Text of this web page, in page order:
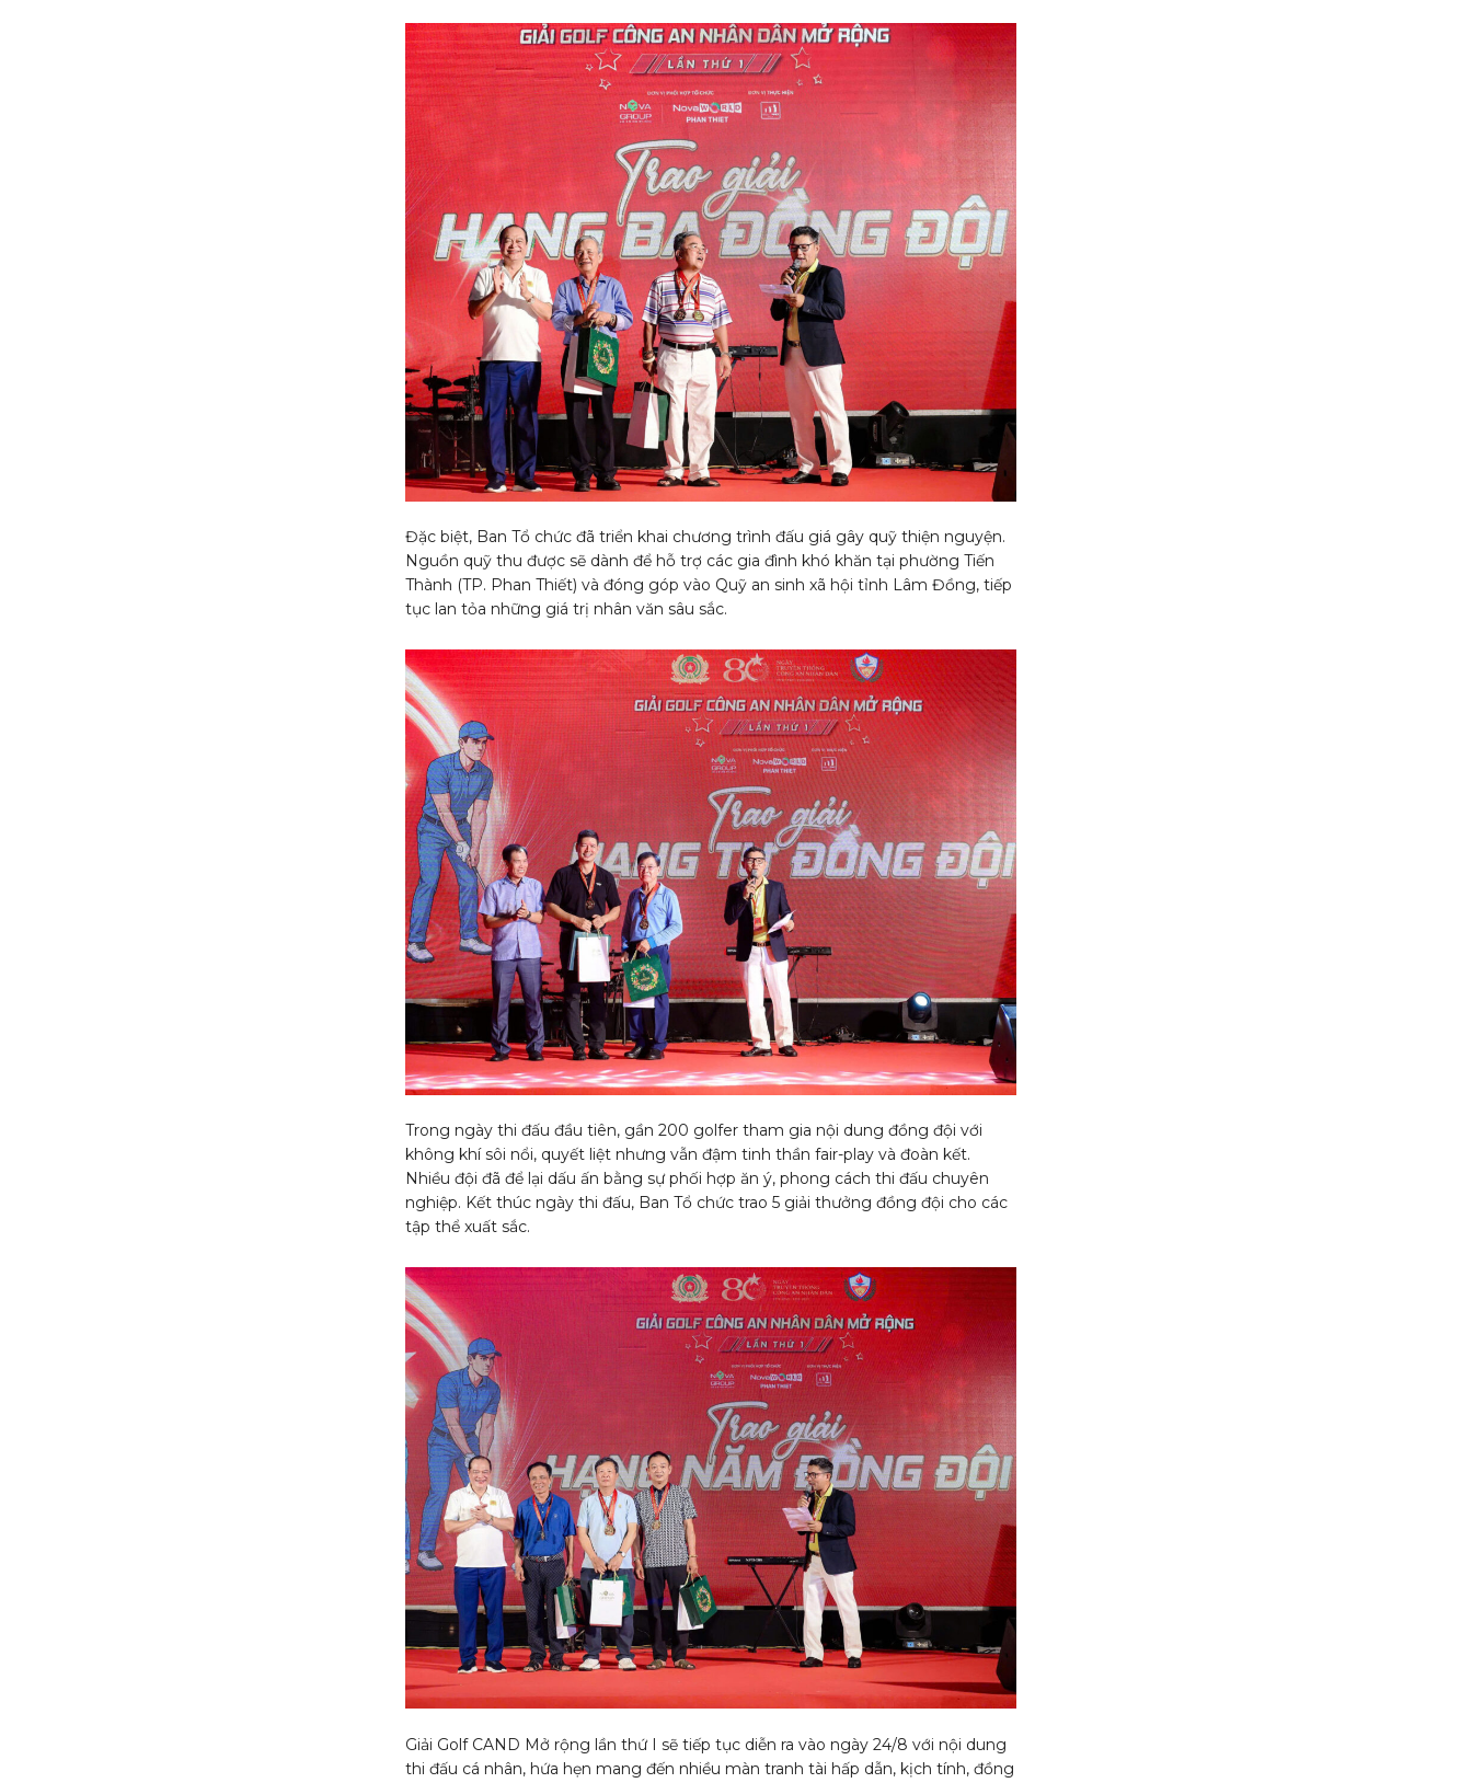
Đặc biệt, Ban Tổ chức đã triển khai chương trình đấu giá gây quỹ thiện nguyện.
Nguồn quỹ thu được sẽ dành để hỗ trợ các gia đình khó khăn tại phường Tiến
Thành (TP. Phan Thiết) và đóng góp vào Quỹ an sinh xã hội tỉnh Lâm Đồng, tiếp
tục lan tỏa những giá trị nhân văn sâu sắc.
Trong ngày thi đấu đầu tiên, gần 200 golfer tham gia nội dung đồng đội với
không khí sôi nổi, quyết liệt nhưng vẫn đậm tinh thần fair-play và đoàn kết.
Nhiều đội đã để lại dấu ấn bằng sự phối hợp ăn ý, phong cách thi đấu chuyên
nghiệp. Kết thúc ngày thi đấu, Ban Tổ chức trao 5 giải thưởng đồng đội cho các
tập thể xuất sắc.
Giải Golf CAND Mở rộng lần thứ I sẽ tiếp tục diễn ra vào ngày 24/8 với nội dung
thi đấu cá nhân, hứa hẹn mang đến nhiều màn tranh tài hấp dẫn, kịch tính, đồng